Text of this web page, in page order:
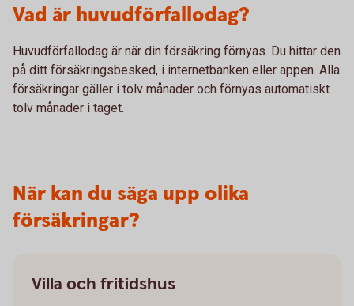
Vad är huvudförfallodag?
Huvudförfallodag är när din försäkring förnyas. Du hittar den
på ditt försäkringsbesked, i internetbanken eller appen. Alla
försäkringar gäller i tolv månader och förnyas automatiskt
tolv månader i taget.
När kan du säga upp olika
försäkringar?
Villa och fritidshus